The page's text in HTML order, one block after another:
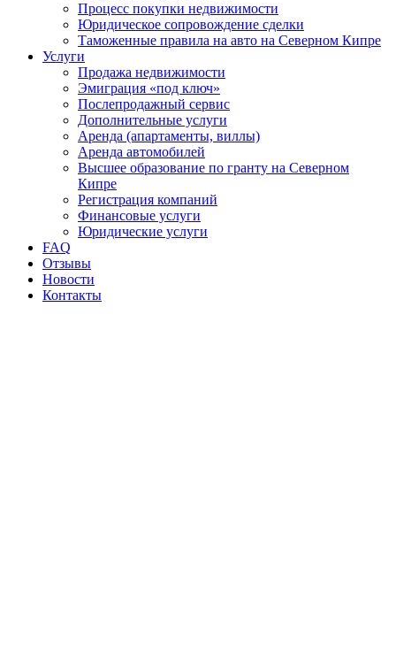
Процесс покупки недвижимости
Юридическое сопровождение сделки
Таможенные правила на авто на Северном Кипре
Услуги
Продажа недвижимости
Эмиграция «под ключ»
Послепродажный сервис
Дополнительные услуги
Аренда (апартаменты, виллы)
Аренда автомобилей
Высшее образование по гранту на Северном
Кипре
Регистрация компаний
Финансовые услуги
Юридические услуги
FAQ
Отзывы
Новости
Контакты